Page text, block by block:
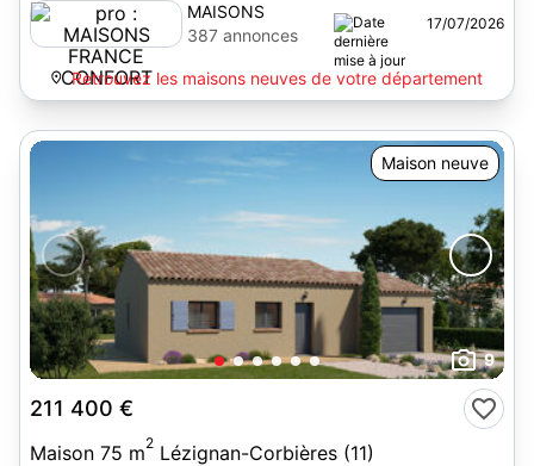
MAISONS
FRANCE
387 annonces
17/07/2026
Retrouvez les maisons neuves de votre département
Maison neuve
9
211 400 €
Maison 75 m2 Lézignan-Corbières (11)